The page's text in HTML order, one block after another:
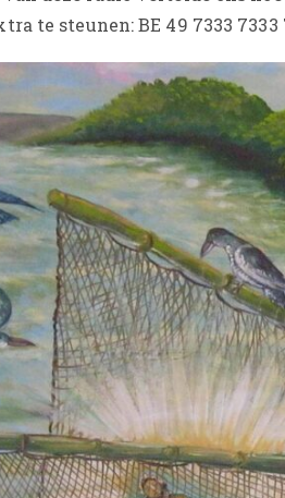
te steunen: BE 49 7333 7333